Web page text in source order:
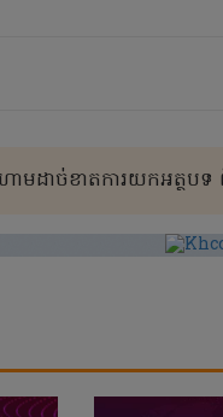
ហាមដាច់ខាតការយកអត្ថបទ